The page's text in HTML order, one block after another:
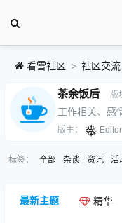
看雪社区 社区交流
茶余饭后 版
工作相关、感
版主： Editor
标签： 全部 杂谈 资讯 活
最新主题 精华